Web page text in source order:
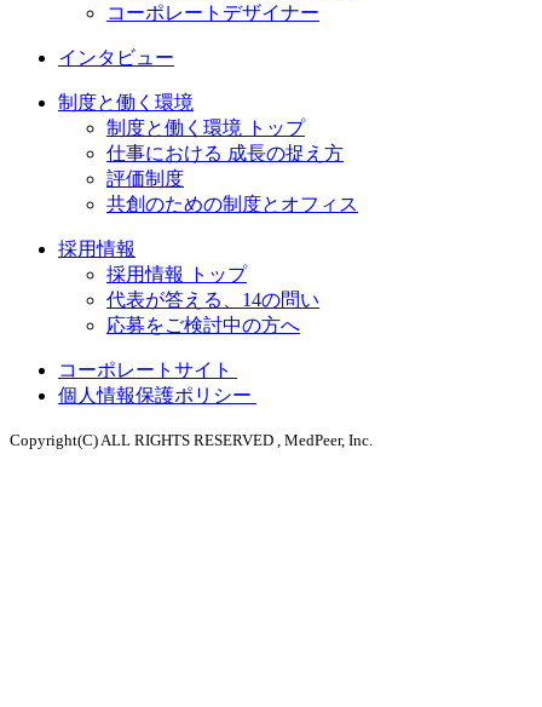
コーポレートデザイナー
インタビュー
制度と働く環境
制度と働く環境 トップ
仕事における 成長の捉え方
評価制度
共創のための制度とオフィス
採用情報
採用情報 トップ
代表が答える、14の問い
応募をご検討中の方へ
コーポレートサイト
個人情報保護ポリシー
Copyright(C) ALL RIGHTS RESERVED , MedPeer, Inc.